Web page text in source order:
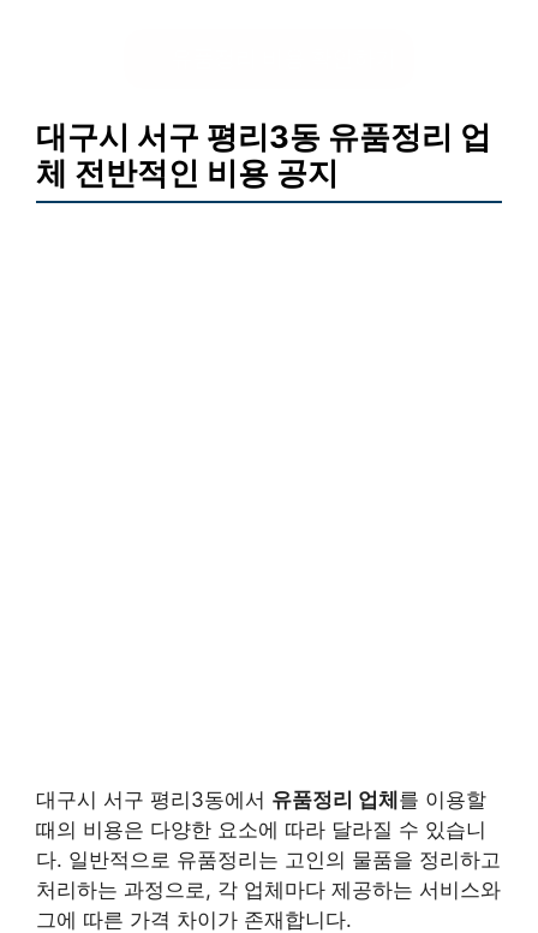
대구시 서구 평리3동 유품정리 업
체 전반적인 비용 공지
대구시 서구 평리3동에서 유품정리 업체 를 이용할
때의 비용은 다양한 요소에 따라 달라질 수 있습니
다. 일반적으로 유품정리는 고인의 물품을 정리하고
처리하는 과정으로, 각 업체마다 제공하는 서비스와
그에 따른 가격 차이가 존재합니다.